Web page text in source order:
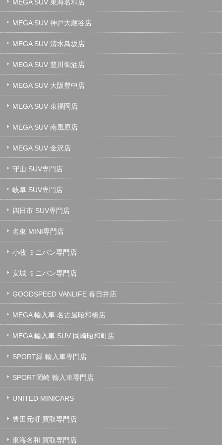
MEGA SUV 東海名和店
MEGA SUV 神戸大蔵谷店
MEGA SUV 清水鳥坂店
MEGA SUV 豊川御油店
MEGA SUV 大阪豊中店
MEGA SUV 東福岡店
MEGA SUV 南風原店
MEGA SUV 金沢店
守山 SUV専門店
岐阜 SUV専門店
四日市 SUV専門店
名東 MINI専門店
小牧 ミニバン専門店
安城 ミニバン専門店
GOODSPEED VANLIFE 春日井店
MEGA 輸入車 名古屋昭和橋店
MEGA 輸入車 SUV 岡崎昭和町店
SPORT緑 輸入車専門店
SPORT岡崎 輸入車専門店
UNITED MINICARS
豊田元町 買取専門店
東海名和 買取専門店